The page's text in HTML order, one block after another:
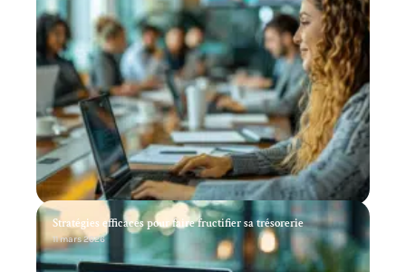
Stratégies efficaces pour faire fructifier sa trésorerie
11 mars 2026